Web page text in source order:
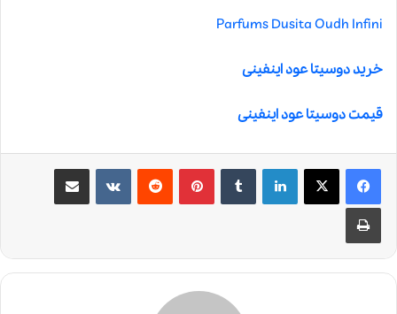
Parfums Dusita Oudh Infini
خرید دوسیتا عود اینفینی
قیمت دوسیتا عود اینفینی
لینکدین ‫پین‌ترست ‫رددیت
چاپ